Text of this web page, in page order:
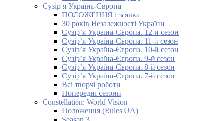
Сузір’я Україна-Європа
ПОЛОЖЕННЯ і заявка
30 років Незалежності України
Сузір’я Україна-Європа. 12-й сезон
Сузір’я Україна-Європа. 11-й сезон
Сузір’я Україна-Європа. 10-й сезон
Сузір’я Україна-Європа. 9-й сезон
Сузір’я Україна-Європа. 8-й сезон
Сузір’я Україна-Європа. 7-й сезон
Всі творчі роботи
Попередні сезони
Constellation: World Vision
Положення (Rules UA)
Season 3